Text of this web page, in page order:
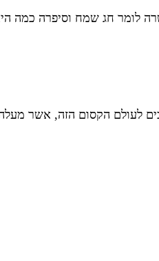
חג שמח וסיפרה כמה היא
לעולם הקסום הזה, אשר מעלה